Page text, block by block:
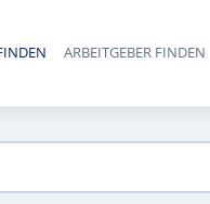
ARBEITGEBER FINDEN